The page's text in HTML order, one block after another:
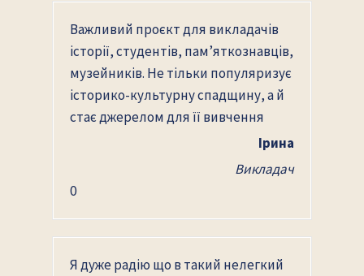
Важливий проєкт для викладачів
історії, студентів, пам’яткознавців,
музейників. Не тільки популяризує
історико-культурну спадщину, а й
стає джерелом для її вивчення
Ірина
Викладач
0
Я дуже радію що в такий нелегкий